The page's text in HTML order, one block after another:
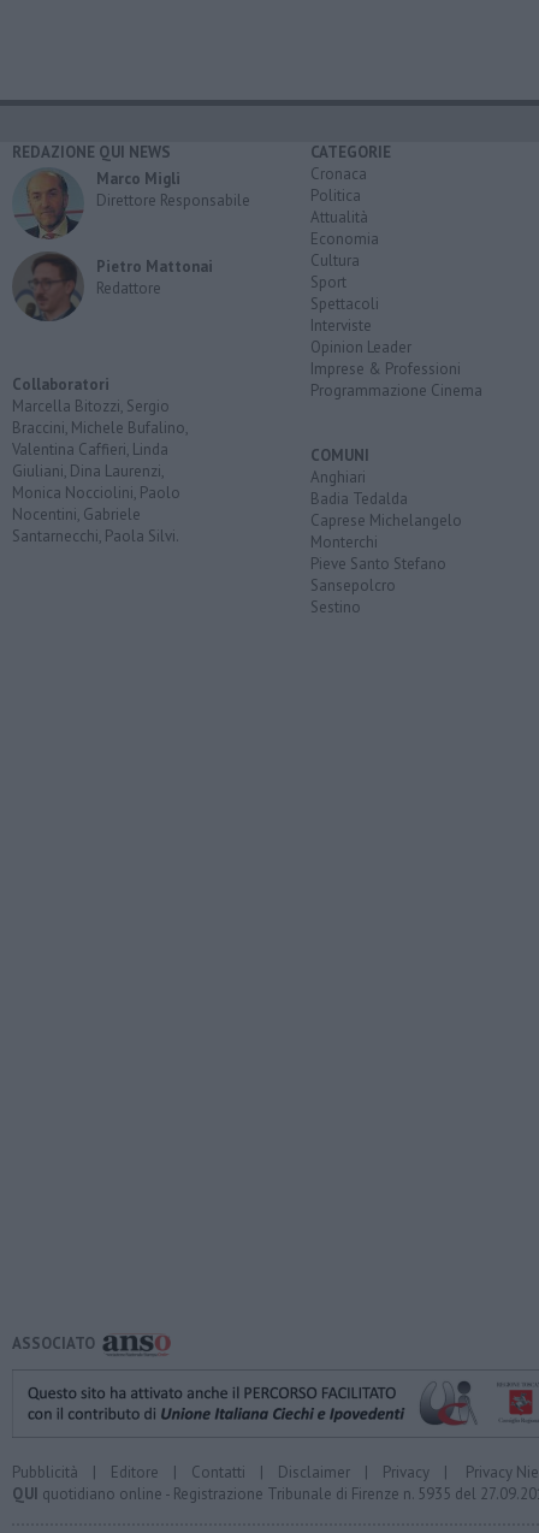
REDAZIONE QUI NEWS
Marco Migli
Direttore Responsabile
Pietro Mattonai
Redattore
Collaboratori
Marcella Bitozzi, Sergio
Braccini, Michele Bufalino,
Valentina Caffieri, Linda
Giuliani, Dina Laurenzi,
Monica Nocciolini, Paolo
Nocentini, Gabriele
Santarnecchi, Paola Silvi.
CATEGORIE
Cronaca
Politica
Attualità
Economia
Cultura
Sport
Spettacoli
Interviste
Opinion Leader
Imprese & Professioni
Programmazione Cinema
COMUNI
Anghiari
Badia Tedalda
Caprese Michelangelo
Monterchi
Pieve Santo Stefano
Sansepolcro
Sestino
ASSOCIATO
Pubblicità | Editore | Contatti | Disclaimer | Privacy | Privacy
QUI quotidiano online - Registrazione Tribunale di Firenze n. 5935 del